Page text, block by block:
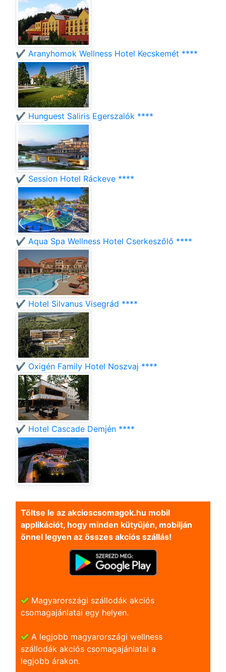
✔️ Aranyhomok Wellness Hotel Kecskemét ****
✔️ Hunguest Saliris Egerszalók ****
✔️ Session Hotel Ráckeve ****
✔️ Aqua Spa Wellness Hotel Cserkeszőlő ****
✔️ Hotel Silvanus Visegrád ****
✔️ Oxigén Family Hotel Noszvaj ****
✔️ Hotel Cascade Demjén ****
Töltse le az akcioscsomagok.hu mobil
applikációt, hogy minden kütyüjén, mobilján
önnel legyen az összes akciós szállás!
Magyarországi szállodák akciós
csomagajánlatai egy helyen.
A legjobb magyarországi wellness
szállodák akciós csomagajánlatai a
legjobb árakon.